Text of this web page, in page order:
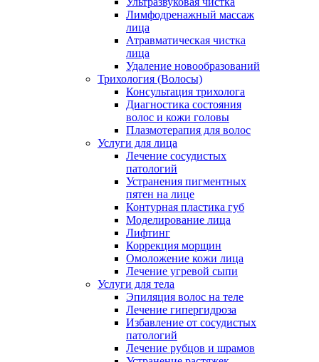
Лимфодренажный массаж
лица
Атравматическая чистка
лица
Удаление новообразований
Трихология (Волосы)
Консультация трихолога
Диагностика состояния
волос и кожи головы
Плазмотерапия для волос
Услуги для лица
Лечение сосудистых
патологий
Устранения пигментных
пятен на лице
Контурная пластика губ
Моделирование лица
Лифтинг
Коррекция морщин
Омоложение кожи лица
Лечение угревой сыпи
Услуги для тела
Эпиляция волос на теле
Лечение гипергидроза
Избавление от сосудистых
патологий
Лечение рубцов и шрамов